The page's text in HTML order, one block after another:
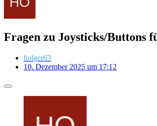
Fragen zu Joysticks/Buttons
holger63
10. Dezember 2025 um 17:12